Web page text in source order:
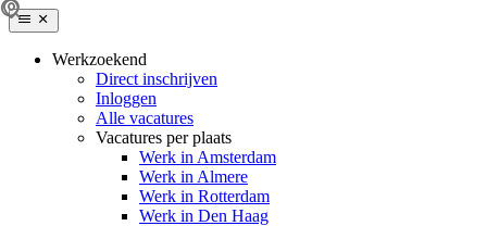
Werkzoekend
Direct inschrijven
Inloggen
Alle vacatures
Vacatures per plaats
Werk in Amsterdam
Werk in Almere
Werk in Rotterdam
Werk in Den Haag